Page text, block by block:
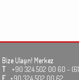
Bize Ulaşın! Merkez
T +90 324 502 00 60 -
F +90 324 502 00 62